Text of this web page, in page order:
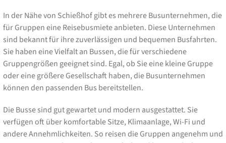
In der Nähe von Schießhof gibt es mehrere Busunternehmen, die
für Gruppen eine Reisebusmiete anbieten. Diese Unternehmen
sind bekannt für ihre zuverlässigen und bequemen Busfahrten.
Sie haben eine Vielfalt an Bussen, die für verschiedene
Gruppengrößen geeignet sind. Egal, ob Sie eine kleine Gruppe
oder eine größere Gesellschaft haben, die Busunternehmen
können den passenden Bus bereitstellen.
Die Busse sind gut gewartet und modern ausgestattet. Sie
verfügen oft über komfortable Sitze, Klimaanlage, Wi-Fi und
andere Annehmlichkeiten. So reisen die Gruppen angenehm und